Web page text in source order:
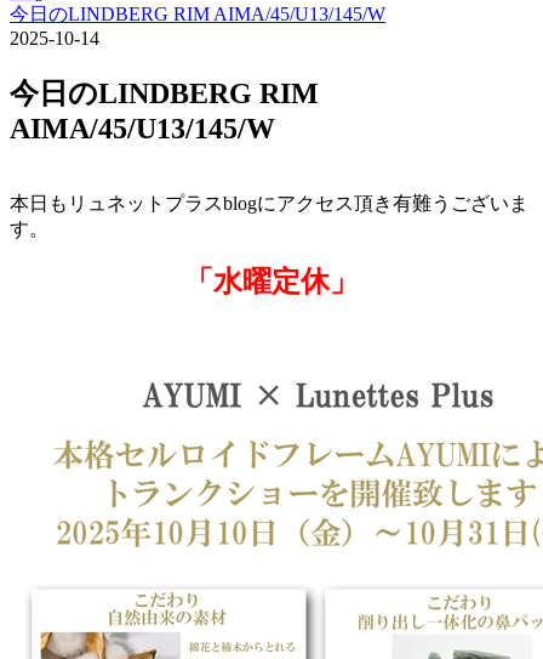
今日のLINDBERG RIM AIMA/45/U13/145/W
2025-10-14
今日のLINDBERG RIM
AIMA/45/U13/145/W
本日もリュネットプラスblogにアクセス頂き有難うございま
す。
「水曜定休」